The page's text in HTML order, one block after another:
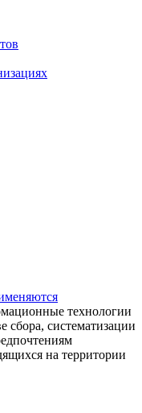
технологии
сбора, систематизации
на территории